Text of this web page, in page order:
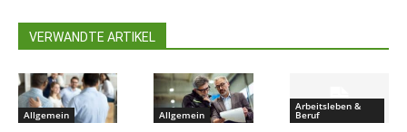
VERWANDTE ARTIKEL
Allgemein Allgemein
Arbeitsleben &
Beruf